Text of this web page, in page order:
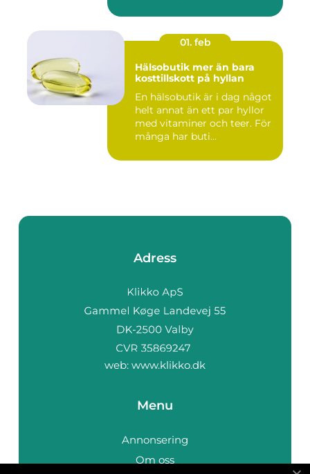
01. feb
Hälsobutik mer än bara
kosttillskott på hyllan
En hälsobutik är i dag något
helt annat än ett par hyllor
med vitaminer och teer. För
många har buti...
Adress
web: www.klikko.dk
Menu
Annonsering
Om oss